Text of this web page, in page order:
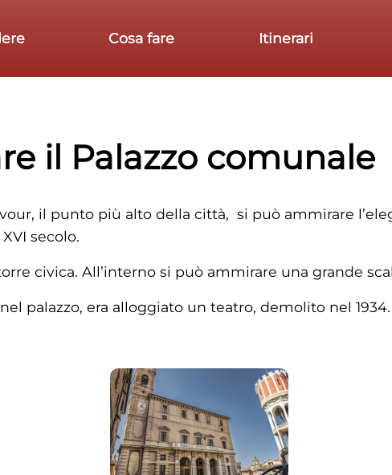
Cosa fare Itinerari
il Palazzo comunale
il punto più alto della città, si può ammirare
secolo.
civica. All’interno si può ammirare una grande
palazzo, era alloggiato un teatro, demolito nel 1934.